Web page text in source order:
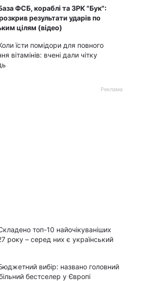
ФСБ, кораблі та ЗРК "Бук":
результати ударів по
цілям (відео)
їсти помідори для повного
вітамінів: вчені дали чітку
Реклама
топ-10 найочікуваніших
року – серед них є український
вибір: названо головний
бестселер у Європі